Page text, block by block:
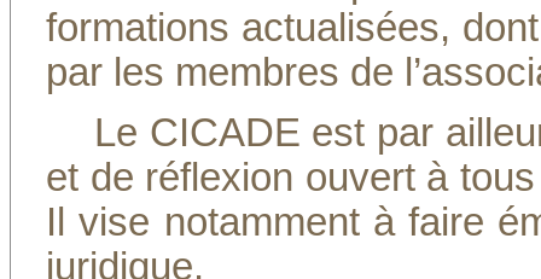
formations actualisées,
par les membres de
Le CICADE est par
et de réflexion ouvert à
Il vise notamment à faire
juridique.